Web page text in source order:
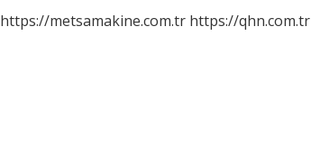
Olayla
https://metsamakine.com.tr https://qhn.com.tr